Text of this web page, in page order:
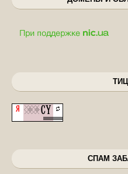
СПАМ